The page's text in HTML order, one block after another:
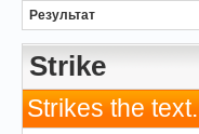
Результат
Strike
Strikes the text.